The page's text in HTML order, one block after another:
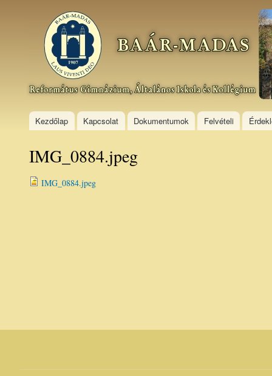
Baár–
Madas
Református
Gimnázium,
Általános
Kollégium
Kezdőlap Kapcsolat Dokumentumok Felvételi
IMG_0884.jpeg
IMG_0884.jpeg